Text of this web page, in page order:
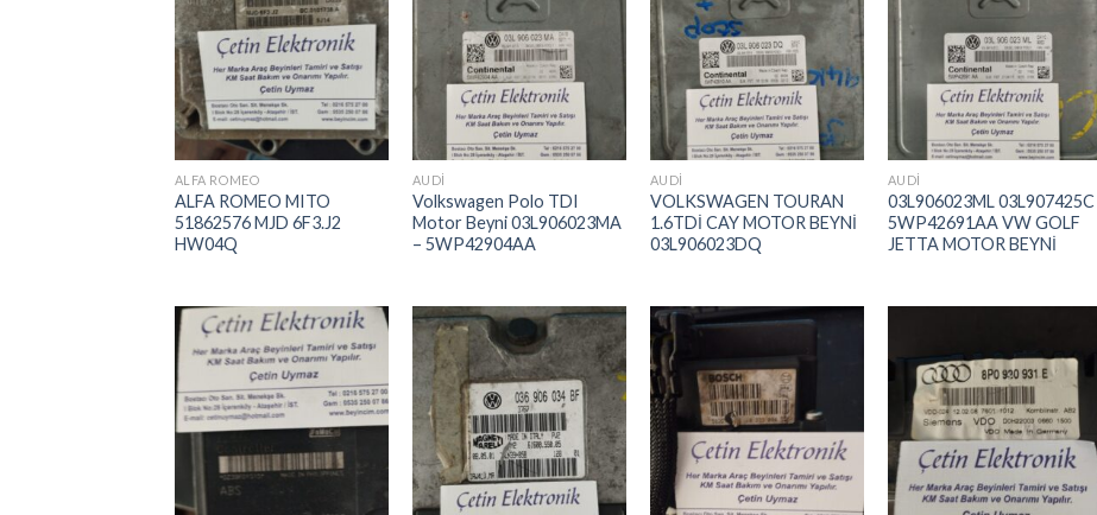
İstek
Listeme
Ekle
ALFA ROMEO
ALFA ROMEO MITO
51862576 MJD 6F3.J2
HW04Q
AUDI
Volkswagen Polo TDI
Motor Beyni 03L906023MA
– 5WP42904AA
İstek
Ekle
AUDI
VOLKSWAGEN TOURAN
1.6TDİ CAY MOTOR BEYNİ
03L906023DQ
Ekle
AUDI
03L906023ML 03L907425C
5WP42691AA VW GOLF
JETTA MOTOR BEYNİ
İstek
Listeme
Listeme
Ekle
İstek
Listeme
Ekle
İstek
Listeme
Ekle